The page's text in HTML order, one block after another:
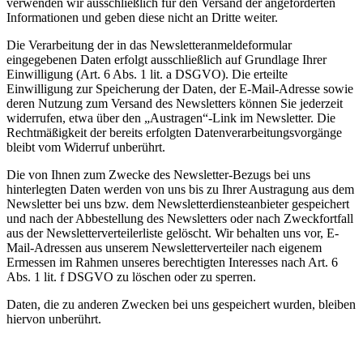
Informationen und geben diese nicht an Dritte weiter.
Die Verarbeitung der in das Newsletteranmeldeformular
eingegebenen Daten erfolgt ausschließlich auf Grundlage Ihrer
Einwilligung (Art. 6 Abs. 1 lit. a DSGVO). Die erteilte
Einwilligung zur Speicherung der Daten, der E-Mail-Adresse sowie
deren Nutzung zum Versand des Newsletters können Sie jederzeit
widerrufen, etwa über den „Austragen“-Link im Newsletter. Die
Rechtmäßigkeit der bereits erfolgten Datenverarbeitungsvorgänge
bleibt vom Widerruf unberührt.
Die von Ihnen zum Zwecke des Newsletter-Bezugs bei uns
hinterlegten Daten werden von uns bis zu Ihrer Austragung aus dem
Newsletter bei uns bzw. dem Newsletterdiensteanbieter gespeichert
und nach der Abbestellung des Newsletters oder nach Zweckfortfall
aus der Newsletterverteilerliste gelöscht. Wir behalten uns vor, E-
Mail-Adressen aus unserem Newsletterverteiler nach eigenem
Ermessen im Rahmen unseres berechtigten Interesses nach Art. 6
Abs. 1 lit. f DSGVO zu löschen oder zu sperren.
Daten, die zu anderen Zwecken bei uns gespeichert wurden, bleiben
hiervon unberührt.